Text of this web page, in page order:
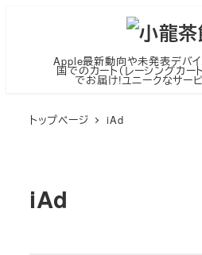
Apple最新動向や未発表デバイ
国でのカート（レーシングカー
でお届け!ユニークなサー
トップページ iAd
iAd